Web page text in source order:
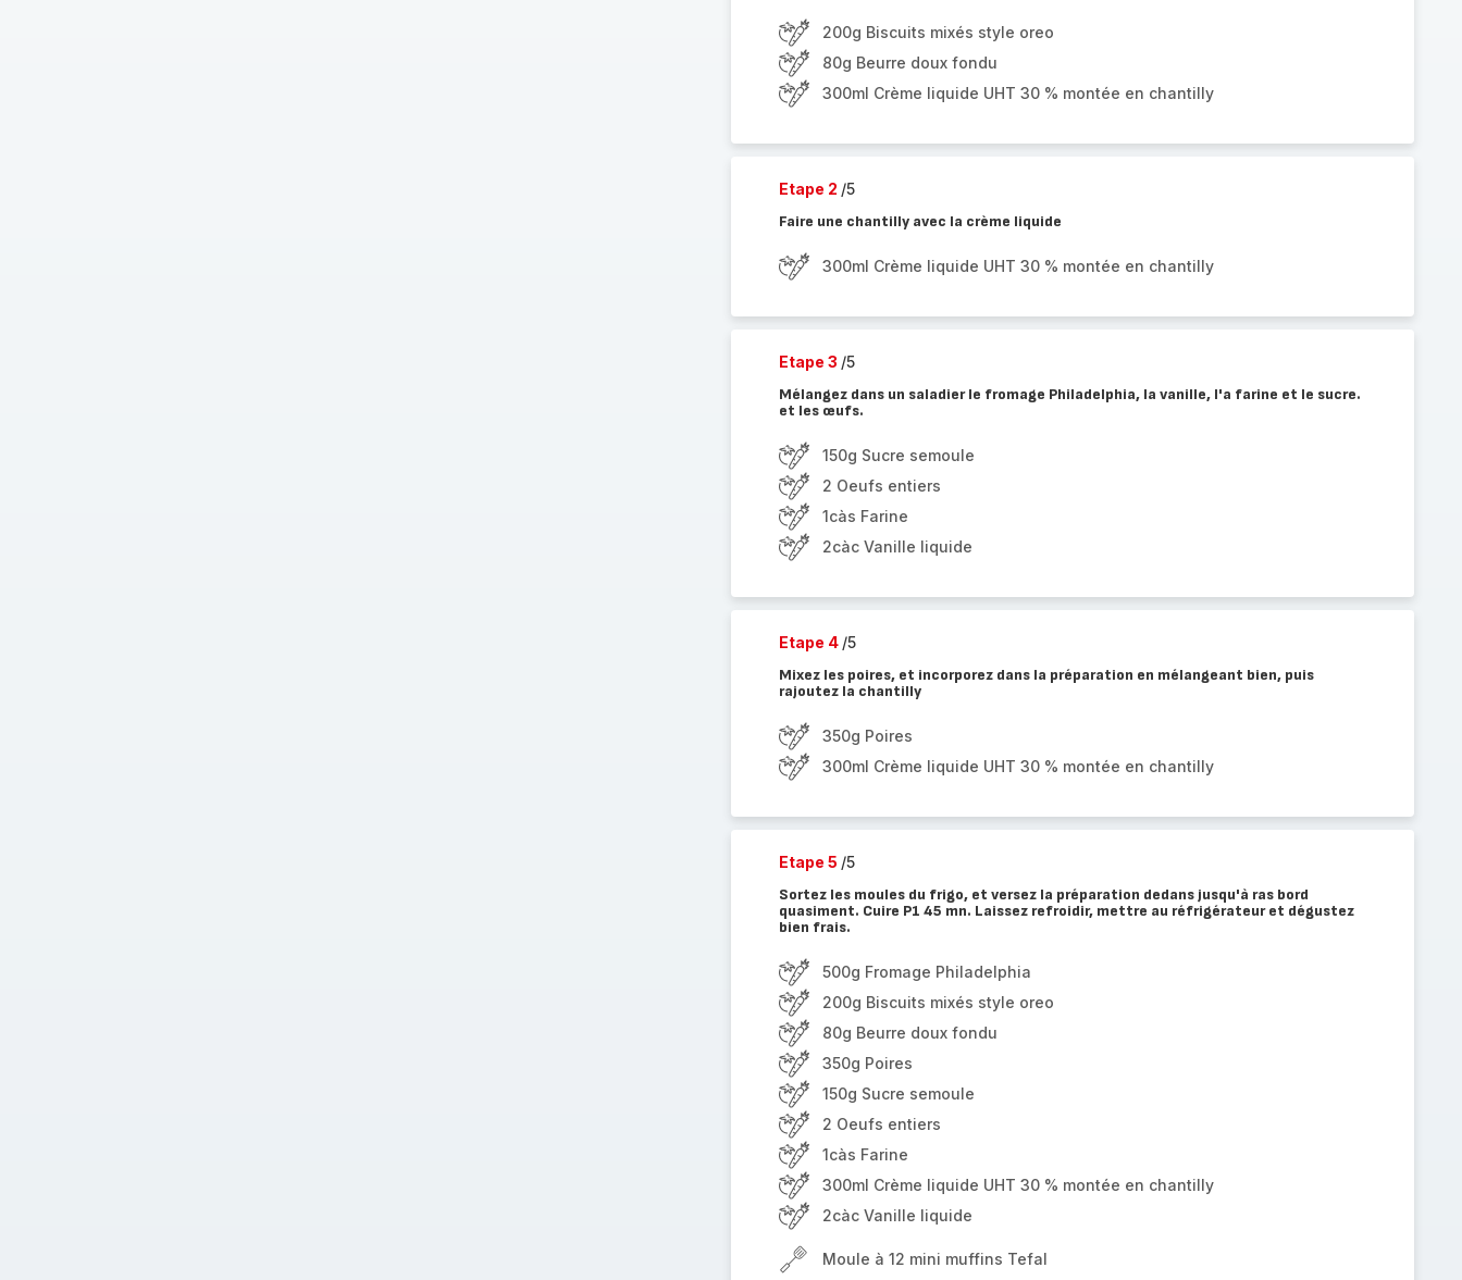
200g Biscuits mixés style oreo
80g Beurre doux fondu
300ml Crème liquide UHT 30 % montée en chantilly
Etape 2 /5
Faire une chantilly avec la crème liquide
300ml Crème liquide UHT 30 % montée en chantilly
Etape 3 /5
Mélangez dans un saladier le fromage Philadelphia, la vanille, l'a farine et le sucre.
et les œufs.
150g Sucre semoule
2 Oeufs entiers
1càs Farine
2càc Vanille liquide
Etape 4 /5
Mixez les poires, et incorporez dans la préparation en mélangeant bien, puis
rajoutez la chantilly
350g Poires
300ml Crème liquide UHT 30 % montée en chantilly
Etape 5 /5
Sortez les moules du frigo, et versez la préparation dedans jusqu'à ras bord
quasiment. Cuire P1 45 mn. Laissez refroidir, mettre au réfrigérateur et dégustez
bien frais.
500g Fromage Philadelphia
200g Biscuits mixés style oreo
80g Beurre doux fondu
350g Poires
150g Sucre semoule
2 Oeufs entiers
1càs Farine
300ml Crème liquide UHT 30 % montée en chantilly
2càc Vanille liquide
Moule à 12 mini muffins Tefal